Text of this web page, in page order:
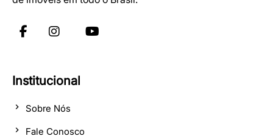
Institucional
Sobre Nós
Fale Conosco